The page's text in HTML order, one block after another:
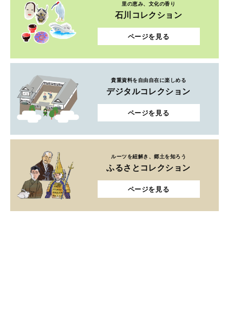
里の恵み、文化の香り
石川コレクション
ページを見る
貴重資料を自由自在に楽しめる
デジタルコレクション
ページを見る
ルーツを紐解き、郷土を知ろう
ふるさとコレクション
ページを見る